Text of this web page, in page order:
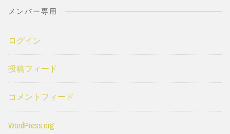
ゴ
ー
メンバー専用
ログイン
投稿フィード
コメントフィード
WordPress.org